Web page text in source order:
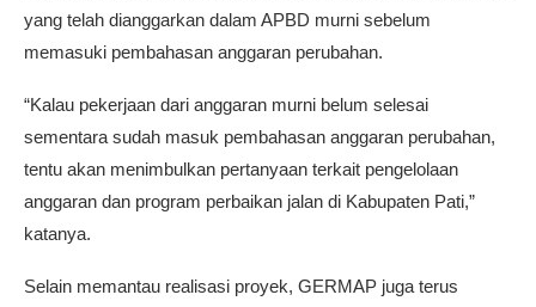
yang telah dianggarkan dalam APBD murni sebelum
memasuki pembahasan anggaran perubahan.
“Kalau pekerjaan dari anggaran murni belum selesai
sementara sudah masuk pembahasan anggaran perubahan,
tentu akan menimbulkan pertanyaan terkait pengelolaan
anggaran dan program perbaikan jalan di Kabupaten Pati,”
katanya.
Selain memantau realisasi proyek, GERMAP juga terus